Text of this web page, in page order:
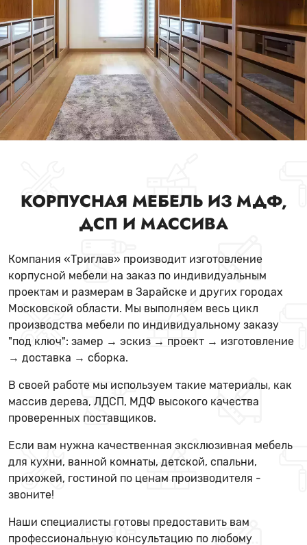
КОРПУСНАЯ МЕБЕЛЬ ИЗ МДФ,
ДСП И МАССИВА
Компания «Триглав» производит изготовление
корпусной мебели на заказ по индивидуальным
проектам и размерам в Зарайске и других городах
Московской области. Мы выполняем весь цикл
производства мебели по индивидуальному заказу
"под ключ": замер → эскиз → проект → изготовление
→ доставка → сборка.
В своей работе мы используем такие материалы, как
массив дерева, ЛДСП, МДФ высокого качества
проверенных поставщиков.
Если вам нужна качественная эксклюзивная мебель
для кухни, ванной комнаты, детской, спальни,
прихожей, гостиной по ценам производителя -
звоните!
Наши специалисты готовы предоставить вам
профессиональную консультацию по любому